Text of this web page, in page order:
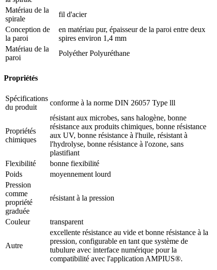
Matériau de la
spirale
fil d'acier
Conception de
la paroi
en matériau pur, épaisseur de la paroi entre deux
spires environ 1,4 mm
Matériau de la
paroi
Polyéther Polyuréthane
Propriétés
Spécifications
du produit
conforme à la norme DIN 26057 Type lll
Propriétés
chimiques
résistant aux microbes, sans halogène, bonne
résistance aux produits chimiques, bonne résistance
aux UV, bonne résistance à l'huile, résistant à
l'hydrolyse, bonne résistance à l'ozone, sans
plastifiant
Flexibilité
bonne fiexibilité
Poids
moyennement lourd
Pression
comme
propriété
graduée
résistant à la pression
Couleur transparent
Autre
excellente résistance au vide et bonne résistance à la
pression, configurable en tant que système de
tubulure avec interface numérique pour la
compatibilité avec l'application AMPIUS®.